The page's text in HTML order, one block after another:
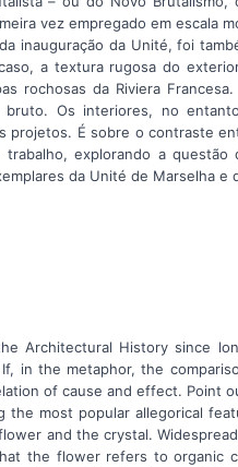
vez empregado em escala
inauguração da Unité, foi
a textura rugosa do
rochosas da Riviera
Os interiores, no
projetos. É sobre o contraste
explorando a
da Unité de Marselha e
Architectural History since
in the metaphor, the
of cause and effect. Point
the most popular allegorical
and the crystal.
the flower refers to organic